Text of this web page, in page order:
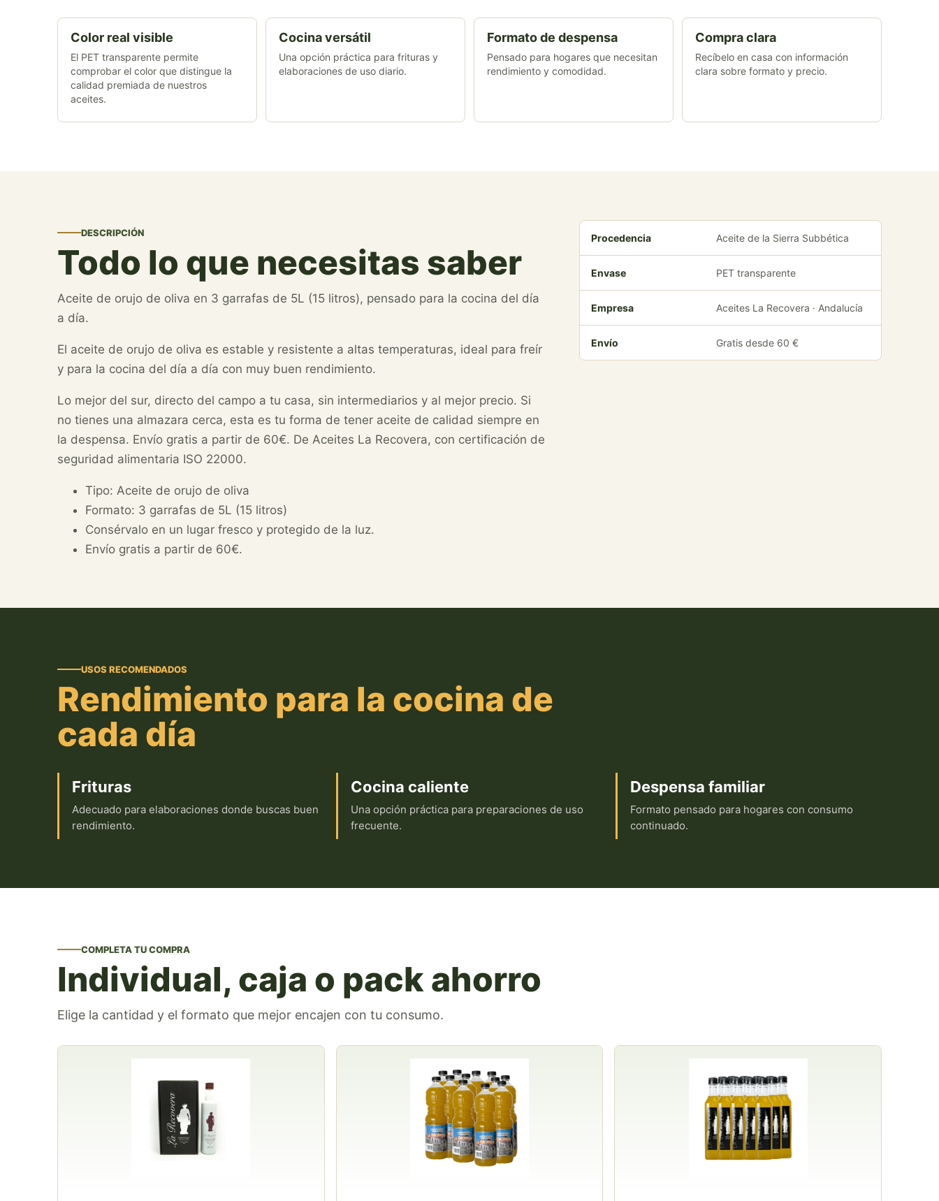
Color real visible
El PET transparente permite
comprobar el color que distingue la
calidad premiada de nuestros
aceites.
Cocina versátil
Una opción práctica para frituras y
elaboraciones de uso diario.
Formato de despensa
Pensado para hogares que necesitan
rendimiento y comodidad.
Compra clara
Recíbelo en casa con información
clara sobre formato y precio.
DESCRIPCIÓN
Todo lo que necesitas saber
Aceite de orujo de oliva en 3 garrafas de 5L (15 litros), pensado para la cocina del día
a día.
El aceite de orujo de oliva es estable y resistente a altas temperaturas, ideal para freír
y para la cocina del día a día con muy buen rendimiento.
Lo mejor del sur, directo del campo a tu casa, sin intermediarios y al mejor precio. Si
no tienes una almazara cerca, esta es tu forma de tener aceite de calidad siempre en
la despensa. Envío gratis a partir de 60€. De Aceites La Recovera, con certificación de
seguridad alimentaria ISO 22000.
Tipo: Aceite de orujo de oliva
Formato: 3 garrafas de 5L (15 litros)
Consérvalo en un lugar fresco y protegido de la luz.
Envío gratis a partir de 60€.
Procedencia Aceite de la Sierra Subbética
Envase PET transparente
Empresa Aceites La Recovera · Andalucía
Envío Gratis desde 60 €
USOS RECOMENDADOS
Rendimiento para la cocina de
cada día
Frituras
Adecuado para elaboraciones donde buscas buen
rendimiento.
Cocina caliente
Una opción práctica para preparaciones de uso
frecuente.
Despensa familiar
Formato pensado para hogares con consumo
continuado.
COMPLETA TU COMPRA
Individual, caja o pack ahorro
Elige la cantidad y el formato que mejor encajen con tu consumo.